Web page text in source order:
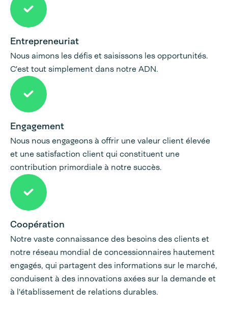
Entrepreneuriat
Nous aimons les défis et saisissons les opportunités.
C'est tout simplement dans notre ADN.
Engagement
Nous nous engageons à offrir une valeur client élevée
et une satisfaction client qui constituent une
contribution primordiale à notre succès.
Coopération
Notre vaste connaissance des besoins des clients et
notre réseau mondial de concessionnaires hautement
engagés, qui partagent des informations sur le marché,
conduisent à des innovations axées sur la demande et
à l'établissement de relations durables.